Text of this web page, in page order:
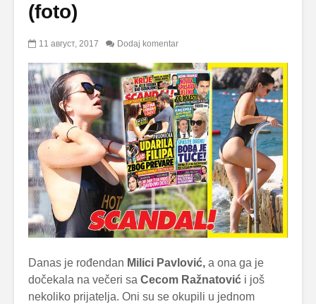
(foto)
11 август, 2017 Dodaj komentar
Danas je rođendan Milici Pavlović, a ona ga je
dočekala na večeri sa Cecom Ražnatović i još
nekoliko prijatelja. Oni su se okupili u jednom